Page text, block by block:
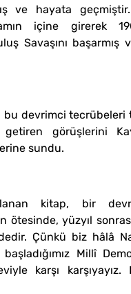
ve hayata
içine girerek
Savaşını başarmış
bu devrimci
görüşlerini
sundu.
kitap, bir
ötesinde, yüzyıl
Çünkü biz hâlâ
Millî
karşı karşıyayız.